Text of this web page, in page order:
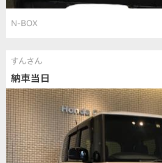
N-BOX
すんさん
納車当日